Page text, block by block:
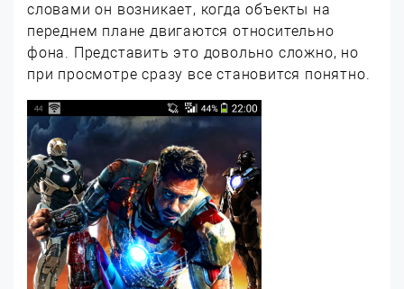
словами он возникает, когда объекты на
переднем плане двигаются относительно
фона. Представить это довольно сложно, но
при просмотре сразу все становится понятно.